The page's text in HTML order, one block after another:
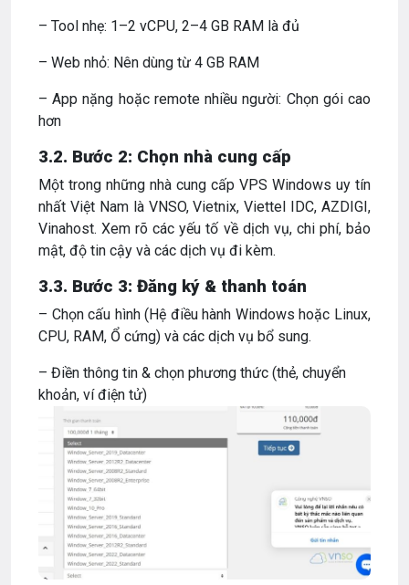
– Tool nhẹ: 1–2 vCPU, 2–4 GB RAM là đủ
– Web nhỏ: Nên dùng từ 4 GB RAM
– App nặng hoặc remote nhiều người: Chọn gói cao
hơn
3.2. Bước 2: Chọn nhà cung cấp
Một trong những nhà cung cấp VPS Windows uy tín
nhất Việt Nam là VNSO, Vietnix, Viettel IDC, AZDIGI,
Vinahost. Xem rõ các yếu tố về dịch vụ, chi phí, bảo
mật, độ tin cậy và các dịch vụ đi kèm.
3.3. Bước 3: Đăng ký & thanh toán
– Chọn cấu hình (Hệ điều hành Windows hoặc Linux,
CPU, RAM, Ổ cứng) và các dịch vụ bổ sung.
– Điền thông tin & chọn phương thức (thẻ, chuyển
khoản, ví điện tử)